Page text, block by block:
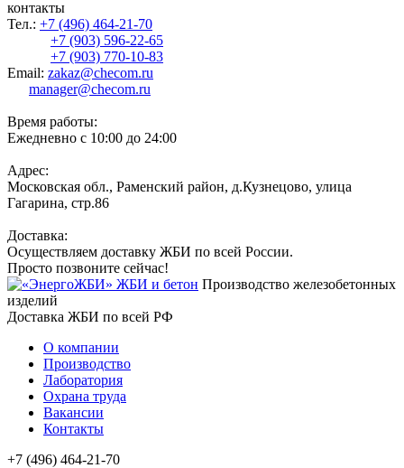
контакты
Тел.: +7 (496) 464-21-70
+7 (903) 596-22-65
+7 (903) 770-10-83
Email: zakaz@checom.ru
manager@checom.ru
Время работы:
Ежедневно с 10:00 до 24:00
Адрес:
Московская обл., Раменский район, д.Кузнецово, улица
Гагарина, стр.86
Доставка:
Осуществляем доставку ЖБИ по всей России.
Просто позвоните сейчас!
Производство железобетонных
изделий
Доставка ЖБИ по всей РФ
О компании
Производство
Лаборатория
Охрана труда
Вакансии
Контакты
+7 (496) 464-21-70